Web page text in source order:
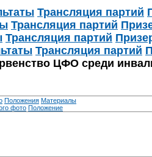
Трансляция партий
Трансляция партий
Трансляция партий
Трансляция партий
ЦФО среди
Положения Материалы
фото Положение